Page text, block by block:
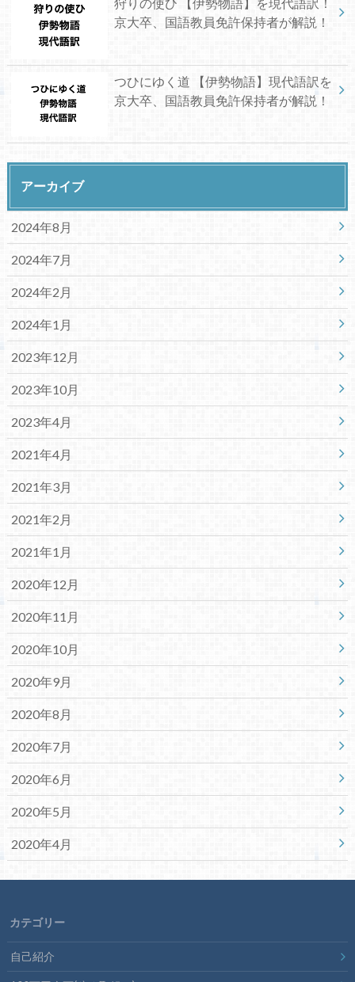
狩りの使ひ 【伊勢物語】を現代語訳！
京大卒、国語教員免許保持者が解説！
つひにゆく道 【伊勢物語】現代語訳を
京大卒、国語教員免許保持者が解説！
アーカイブ
2024年8月
2024年7月
2024年2月
2024年1月
2023年12月
2023年10月
2023年4月
2021年4月
2021年3月
2021年2月
2021年1月
2020年12月
2020年11月
2020年10月
2020年9月
2020年8月
2020年7月
2020年6月
2020年5月
2020年4月
カテゴリー
自己紹介